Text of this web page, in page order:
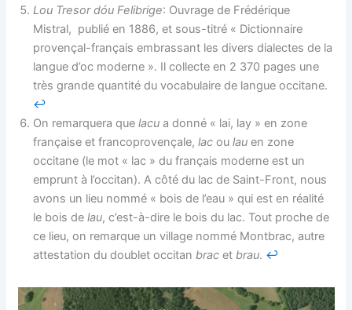
Lou Tresor dóu Felibrige: Ouvrage de Frédérique
Mistral, publié en 1886, et sous-titré « Dictionnaire
provençal-français embrassant les divers dialectes de la
langue d’oc moderne ». Il collecte en 2 370 pages une
très grande quantité du vocabulaire de langue occitane.
↩︎
On remarquera quelacu a donné « lai, lay » en zone
française et francoprovençale,lacoulauen zone
occitane (le mot « lac » du français moderne est un
emprunt à l’occitan). A côté du lac de Saint-Front, nous
avons un lieu nommé « bois de l’eau » qui est en réalité
le bois delau, c’est-à-dire le bois du lac. Tout proche de
ce lieu, on remarque un village nommé Montbrac, autre
attestation du doublet occitanbracetbrau. ↩︎